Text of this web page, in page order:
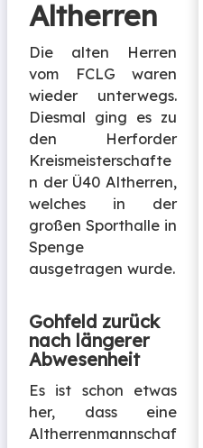
Altherren
Die alten Herren
vom FCLG waren
wieder unterwegs.
Diesmal ging es zu
den Herforder
Kreismeisterschafte
n der Ü40 Altherren,
welches in der
großen Sporthalle in
Spenge
ausgetragen wurde.
Gohfeld zurück
nach längerer
Abwesenheit
Es ist schon etwas
her, dass eine
Altherrenmannschaf